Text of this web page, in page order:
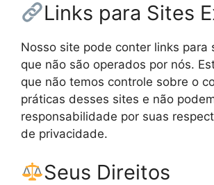
Links para Sites
Nosso site pode conter links para
que não são operados por nós.
que não temos controle sobre o
práticas desses sites e não
responsabilidade por suas
de privacidade.
Seus Direitos